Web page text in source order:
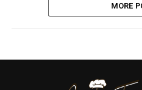
MORE